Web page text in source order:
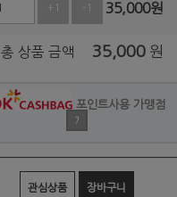
+1 -1 35,000원
총 상품 금액 35,000 원
포인트사용 가맹점
?
관심상품 장바구니